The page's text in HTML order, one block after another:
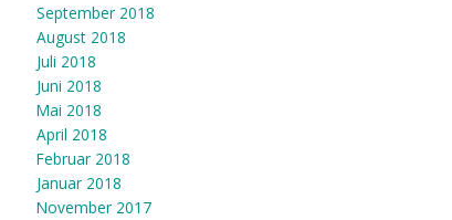
September 2018
August 2018
Juli 2018
Juni 2018
Mai 2018
April 2018
Februar 2018
Januar 2018
November 2017